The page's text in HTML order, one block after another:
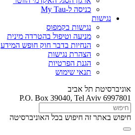
כניסה ל-My Tau
נגישות
נגישות בקמפוס
מניעה וטיפול בהטרדה מינית
הנחיות בדבר חוק חופש המידע
הצהרת נגישות
הגנת הפרטיות
תנאי שימוש
אוניברסיטת תל אביב
P.O. Box 39040, Tel Aviv 6997801
חיפוש באתר זה חיפוש בכל האוניברסיטה